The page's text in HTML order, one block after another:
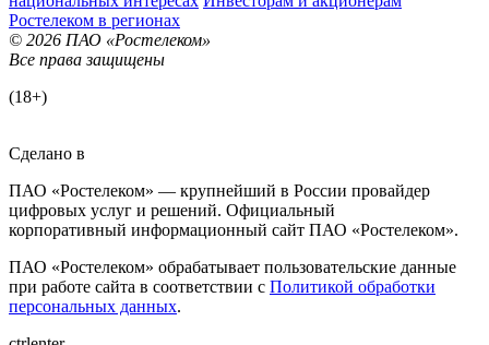
Ростелеком в регионах
© 2026 ПАО «Ростелеком»
Все права защищены
(18+)
Сделано в
ПАО «Ростелеком» — крупнейший в России провайдер
цифровых услуг и решений. Официальный
корпоративный информационный сайт ПАО «Ростелеком».
ПАО «Ростелеком» обрабатывает пользовательские данные
при работе сайта в соответствии с Политикой обработки
персональных данных.